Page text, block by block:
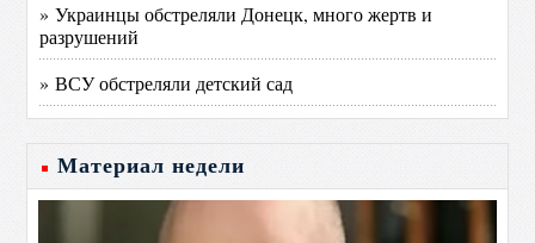
» Украинцы обстреляли Донецк, много жертв и
разрушений
» ВСУ обстреляли детский сад
Материал недели